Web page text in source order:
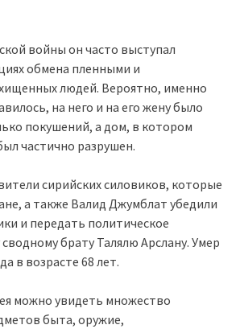
войны он часто выступал
обмена пленными и
людей. Вероятно, именно
на него и на его жену было
покушений, а дом, в котором
частично разрушен.
сирийских силовиков, которые
а также Валид Джумблат убедили
и передать политическое
брату Талялю Арслану. Умер
в возрасте 68 лет.
можно увидеть множество
быта, оружие,